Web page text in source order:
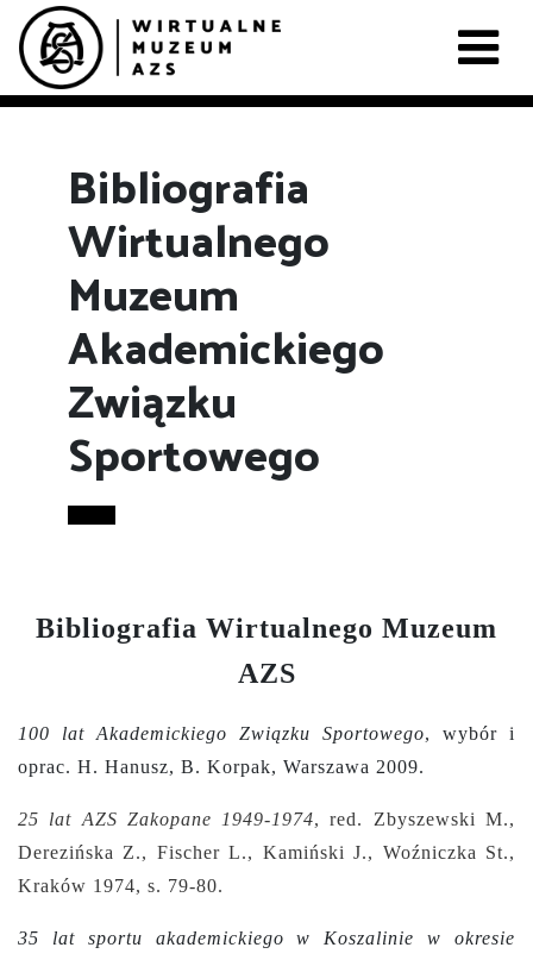
Bibliografia
Wirtualnego
Muzeum
Akademickiego
Związku
Sportowego
Bibliografia Wirtualnego Muzeum
AZS
100 lat Akademickiego Związku Sportowego, wybór i
oprac. H. Hanusz, B. Korpak, Warszawa 2009.
25 lat AZS Zakopane 1949-1974, red. Zbyszewski M.,
Derezińska Z., Fischer L., Kamiński J., Woźniczka St.,
Kraków 1974, s. 79-80.
35 lat sportu akademickiego w Koszalinie w okresie